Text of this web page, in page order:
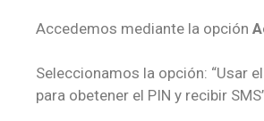
Accedemos mediante la opción
Seleccionamos la opción: “Usar
para obetener el PIN y recibir